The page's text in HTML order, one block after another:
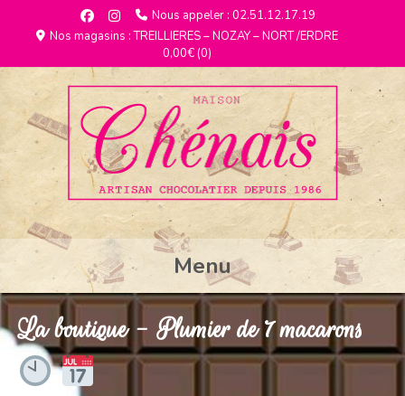
Nous appeler : 02.51.12.17.19
Nos magasins : TREILLIERES – NOZAY – NORT /ERDRE
0,00€(0)
Menu
La boutique - Plumier de 7 macarons